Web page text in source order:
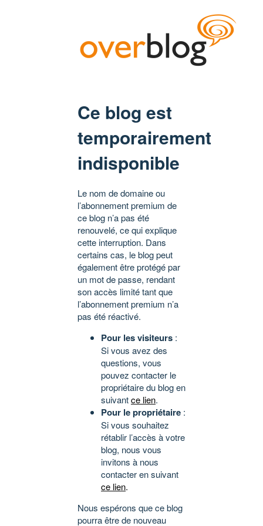
Ce blog est
temporairement
indisponible
Le nom de domaine ou
l’abonnement premium de
ce blog n’a pas été
renouvelé, ce qui explique
cette interruption. Dans
certains cas, le blog peut
également être protégé par
un mot de passe, rendant
son accès limité tant que
l’abonnement premium n’a
pas été réactivé.
Pour les visiteurs :
Si vous avez des
questions, vous
pouvez contacter le
propriétaire du blog en
suivantce lien.
Pour le propriétaire :
Si vous souhaitez
rétablir l’accès à votre
blog, nous vous
invitons à nous
contacter en suivant
ce lien.
Nous espérons que ce blog
pourra être de nouveau